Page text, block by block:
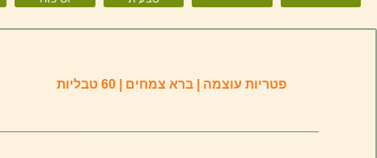
פטריות עוצמה | ברא צמחים | 60 טבליות